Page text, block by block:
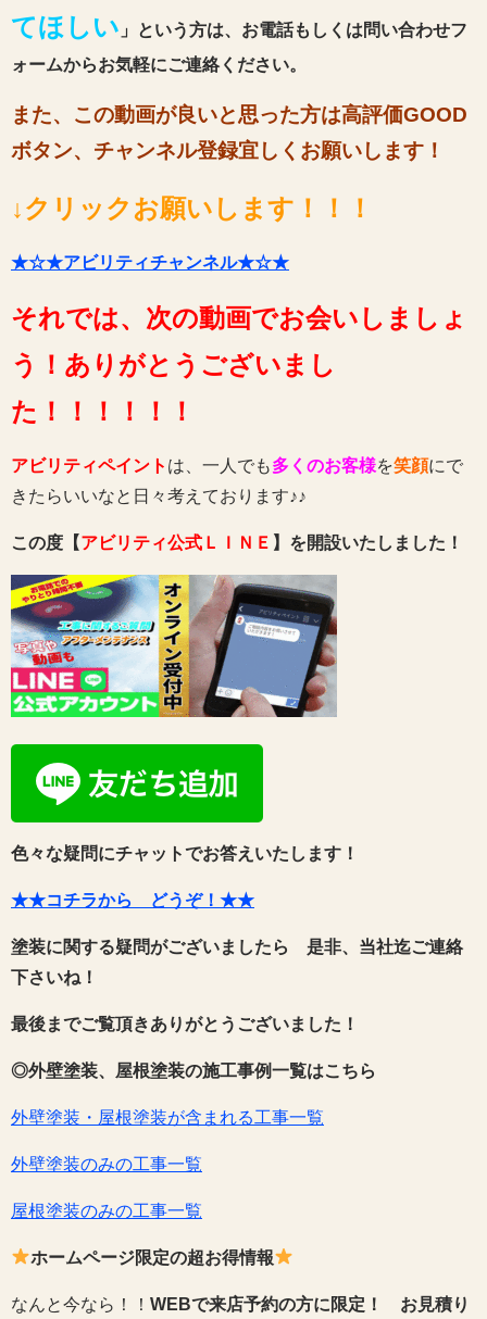
てほしい 」という方は、お電話もしくは問い合わせフ
ォームからお気軽にご連絡ください。
また、この動画が良いと思った方は高評価GOOD
ボタン、チャンネル登録宜しくお願いします！
↓クリックお願いします！！！
★☆★アビリティチャンネル★☆★
それでは、次の動画でお会いしましょ
う！ありがとうございまし
た！！！！！！
アビリティペイント は、一人でも多くのお客様を笑顔にで
きたらいいなと日々考えております♪♪
この度【アビリティ公式ＬＩＮＥ 】を開設いたしました！
色々な疑問にチャットでお答えいたします！
★★コチラから どうぞ！★★
塗装に関する疑問がございましたら 是非、当社迄ご連絡
下さいね！
最後までご覧頂きありがとうございました！
◎外壁塗装、屋根塗装の施工事例一覧はこちら
外壁塗装・屋根塗装が含まれる工事一覧
外壁塗装のみの工事一覧
屋根塗装のみの工事一覧
ホームページ限定の超お得情報
なんと今なら！！ WEBで来店予約の方に限定！ お見積り